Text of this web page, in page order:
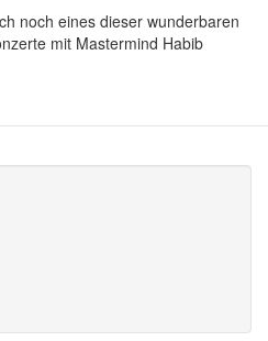
noch eines dieser wunderbaren
mit Mastermind Habib